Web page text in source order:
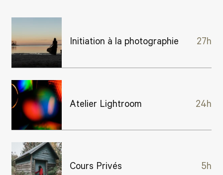
Initiation à la photographie 27h
Atelier Lightroom 24h
Cours Privés 5h